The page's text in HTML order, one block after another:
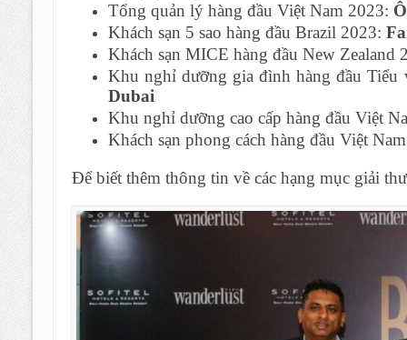
Tổng quản lý hàng đầu Việt Nam 2023:
Khách sạn 5 sao hàng đầu Brazil 2023:
Khách sạn MICE hàng đầu New Zealand
Khu nghỉ dưỡng gia đình hàng đầu
Dubai
Khu nghỉ dưỡng cao cấp hàng đầu Việt
Khách sạn phong cách hàng đầu Việt
Để biết thêm thông tin về các hạng mục giải